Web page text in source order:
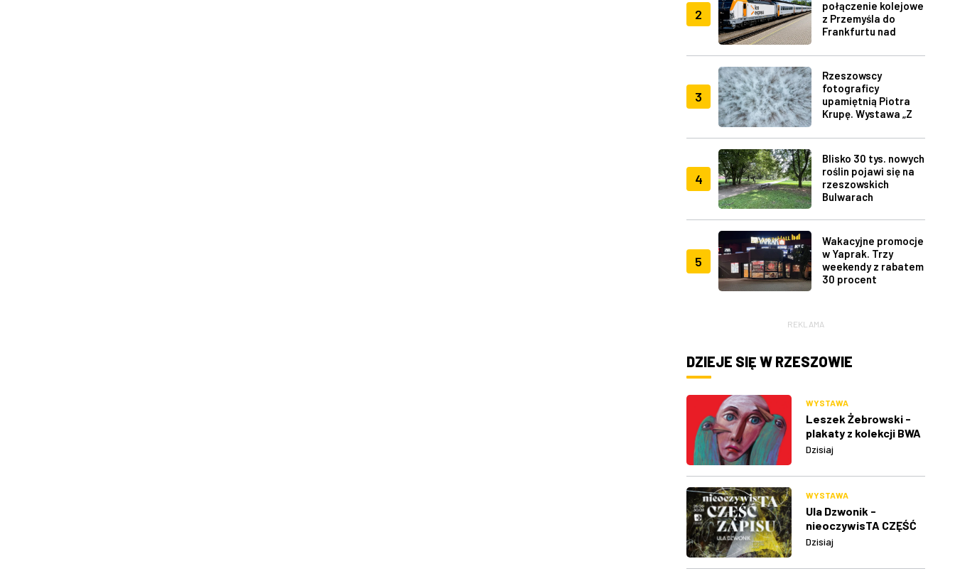
2
połączenie kolejowe
z Przemyśla do
Frankfurtu nad
3
Rzeszowscy
fotograficy
upamiętnią Piotra
Krupę. Wystawa „Z
4
Blisko 30 tys. nowych
roślin pojawi się na
rzeszowskich
Bulwarach
5
Wakacyjne promocje
w Yaprak. Trzy
weekendy z rabatem
30 procent
REKLAMA
DZIEJE SIĘ W RZESZOWIE
WYSTAWA
Leszek Żebrowski -
plakaty z kolekcji BWA
w Rzeszowie
Dzisiaj
WYSTAWA
Ula Dzwonik -
nieoczywisTA CZĘŚĆ
ZAPISU
Dzisiaj